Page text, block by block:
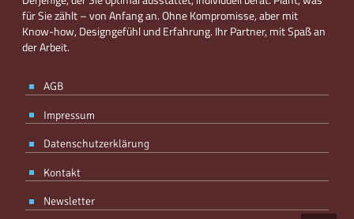
für Sie zählt – von Anfang an. Ohne Kompromisse, aber mit
Know-how, Designgefühl und Erfahrung. Ihr Partner, mit Spaß an
der Arbeit.
AGB
Impressum
Datenschutzerklärung
Kontakt
Newsletter